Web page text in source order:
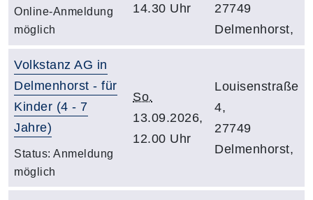
Online-Anmeldung
möglich
14.30 Uhr
27749
Delmenhorst,
Volkstanz AG in
Delmenhorst - für
Kinder (4 - 7
Jahre)
Status: Anmeldung
möglich
So.
13.09.2026,
12.00 Uhr
Louisenstraße
4,
27749
Delmenhorst,